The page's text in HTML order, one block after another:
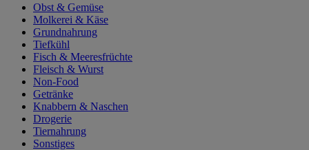
Obst & Gemüse
Molkerei & Käse
Grundnahrung
Tiefkühl
Fisch & Meeresfrüchte
Fleisch & Wurst
Non-Food
Getränke
Knabbern & Naschen
Drogerie
Tiernahrung
Sonstiges